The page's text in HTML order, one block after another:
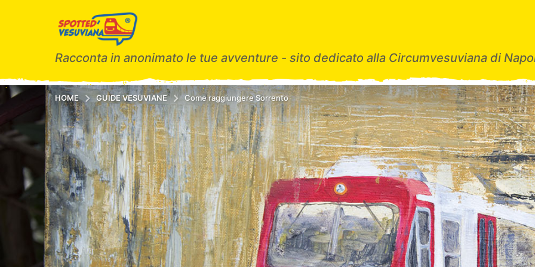
Racconta in anonimato le tue avventure - sito dedicato alla Circumvesuviana di
HOME GUIDE VESUVIANE Come raggiungere Sorrento